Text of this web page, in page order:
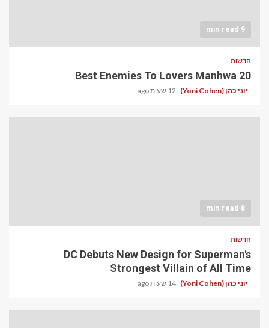
9 min read
חדשות
20 Best Enemies To Lovers Manhwa
יוני כהן (Yoni Cohen) 12 שעות ago
8 min read
חדשות
DC Debuts New Design for Superman's
Strongest Villain of All Time
יוני כהן (Yoni Cohen) 14 שעות ago